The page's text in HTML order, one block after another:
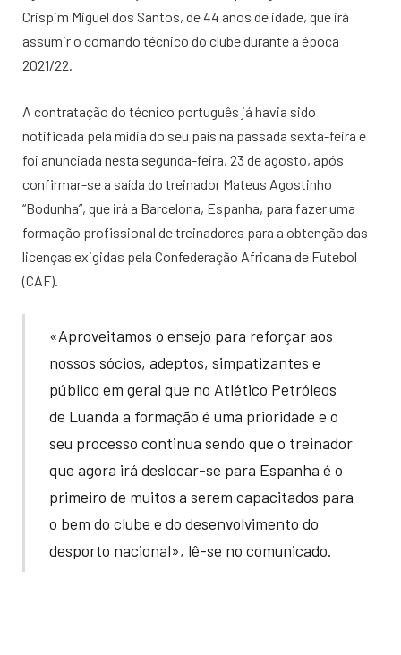
Crispim Miguel dos Santos, de 44 anos de idade, que irá
assumir o comando técnico do clube durante a época
2021/22.
A contratação do técnico português já havia sido
notificada pela mídia do seu país na passada sexta-feira e
foi anunciada nesta segunda-feira, 23 de agosto, após
confirmar-se a saída do treinador Mateus Agostinho
“Bodunha”, que irá a Barcelona, Espanha, para fazer uma
formação profissional de treinadores para a obtenção das
licenças exigidas pela Confederação Africana de Futebol
(CAF).
«Aproveitamos o ensejo para reforçar aos
nossos sócios, adeptos, simpatizantes e
público em geral que no Atlético Petróleos
de Luanda a formação é uma prioridade e o
seu processo continua sendo que o treinador
que agora irá deslocar-se para Espanha é o
primeiro de muitos a serem capacitados para
o bem do clube e do desenvolvimento do
desporto nacional», lê-se no comunicado.